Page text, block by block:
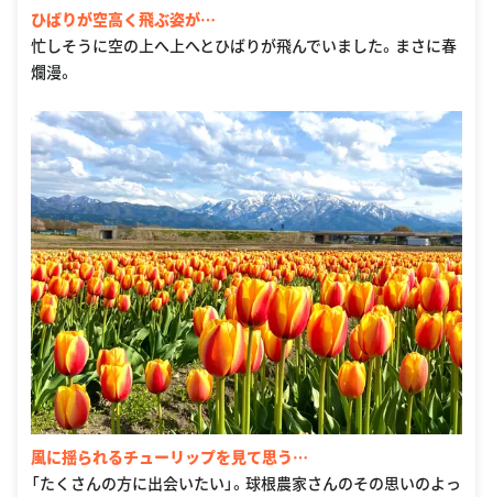
ひばりが空高く飛ぶ姿が…
忙しそうに空の上へ上へとひばりが飛んでいました。まさに春
爛漫。
風に揺られるチューリップを見て思う…
「たくさんの方に出会いたい」。球根農家さんのその思いのよっ